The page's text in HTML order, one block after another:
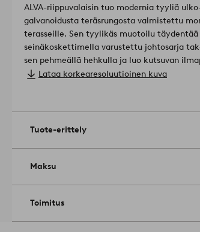
ALVA-riippuvalaisin tuo modernia tyyliä
galvanoidusta teräsrungosta valmistettu
terasseille. Sen tyylikäs muotoilu
seinäkoskettimella varustettu johtosarja
sen pehmeällä hehkulla ja luo kutsuvan
maadoittamaton, luokka 2. EU-sääntöjen
Lampunvarjostin: ø 50 cm, korkeus 50 cm.
Lampunkanta: E27.
Valaisimessa on koukkukiinnitys.
Lataa korkearesoluutioinen kuva
Tuote-erittely
Maksu
Toimitus